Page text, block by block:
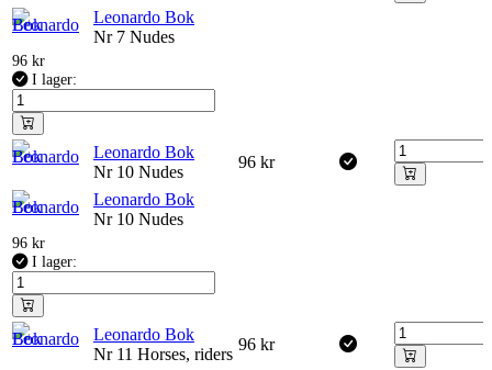
Leonardo Bok
Nr 7 Nudes
96 kr
I lager:
Leonardo Bok
Nr 10 Nudes
96 kr
Leonardo Bok
Nr 10 Nudes
96 kr
I lager:
Leonardo Bok
Nr 11 Horses, riders
96 kr